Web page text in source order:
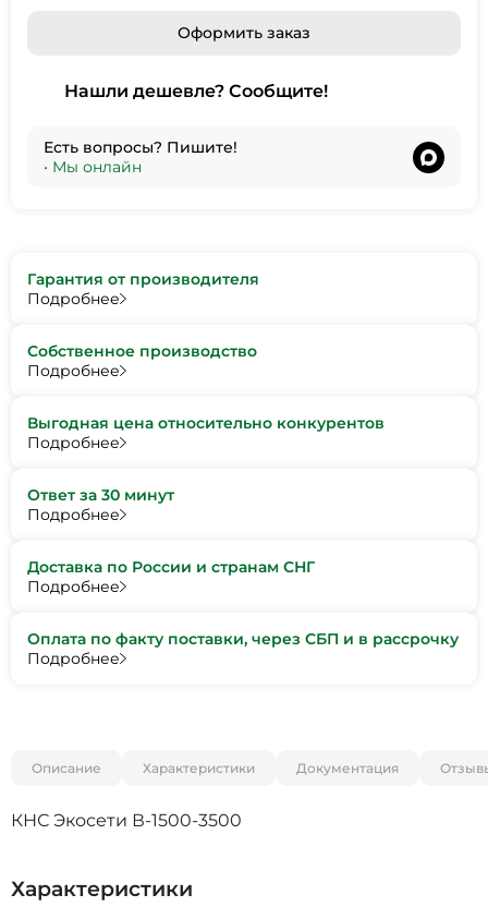
Оформить заказ
Нашли дешевле? Сообщите!
Есть вопросы? Пишите!
• Мы онлайн
Гарантия от производителя
Подробнее
Собственное производство
Подробнее
Выгодная цена относительно конкурентов
Подробнее
Ответ за 30 минут
Подробнее
Доставка по России и странам СНГ
Подробнее
Оплата по факту поставки, через СБП и в рассрочку
Подробнее
Описание Характеристики Документация
КНС Экосети В-1500-3500
Характеристики